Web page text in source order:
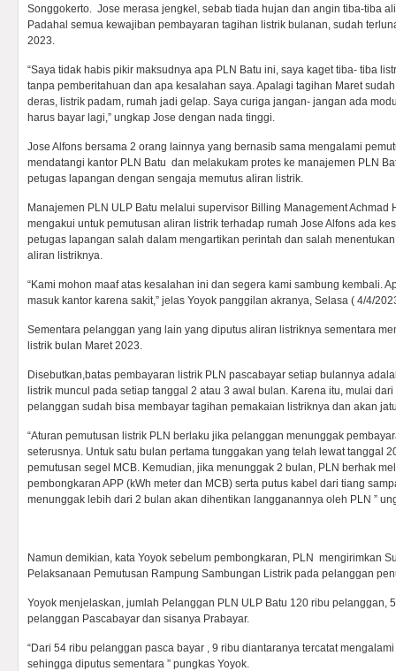
Songgokerto. Jose merasa jengkel, sebab tiada hujan dan angin tiba-tiba
Padahal semua kewajiban pembayaran tagihan listrik bulanan, sudah
2023.
“Saya tidak habis pikir maksudnya apa PLN Batu ini, saya kaget tiba- tiba
tanpa pemberitahuan dan apa kesalahan saya. Apalagi tagihan Maret
deras, listrik padam, rumah jadi gelap. Saya curiga jangan- jangan ada
harus bayar lagi,” ungkap Jose dengan nada tinggi.
Jose Alfons bersama 2 orang lainnya yang bernasib sama mengalami
mendatangi kantor PLN Batu dan melakukam protes ke manajemen PLN
petugas lapangan dengan sengaja memutus aliran listrik.
Manajemen PLN ULP Batu melalui supervisor Billing Management Achmad
mengakui untuk pemutusan aliran listrik terhadap rumah Jose Alfons ada
petugas lapangan salah dalam mengartikan perintah dan salah
aliran listriknya.
“Kami mohon maaf atas kesalahan ini dan segera kami sambung kembali.
masuk kantor karena sakit,” jelas Yoyok panggilan akranya, Selasa ( 4/4/
Sementara pelanggan yang lain yang diputus aliran listriknya sementara
listrik bulan Maret 2023.
Disebutkan,batas pembayaran listrik PLN pascabayar setiap bulannya
listrik muncul pada setiap tanggal 2 atau 3 awal bulan. Karena itu, mulai
pelanggan sudah bisa membayar tagihan pemakaian listriknya dan akan
“Aturan pemutusan listrik PLN berlaku jika pelanggan menunggak
seterusnya. Untuk satu bulan pertama tunggakan yang telah lewat tanggal
pemutusan segel MCB. Kemudian, jika menunggak 2 bulan, PLN berhak
pembongkaran APP (kWh meter dan MCB) serta putus kabel dari tiang
menunggak lebih dari 2 bulan akan dihentikan langganannya oleh PLN ”
Namun demikian, kata Yoyok sebelum pembongkaran, PLN mengirimkan
Pelaksanaan Pemutusan Rampung Sambungan Listrik pada pelanggan
Yoyok menjelaskan, jumlah Pelanggan PLN ULP Batu 120 ribu pelanggan,
pelanggan Pascabayar dan sisanya Prabayar.
“Dari 54 ribu pelanggan pasca bayar , 9 ribu diantaranya tercatat
sehingga diputus sementara ” pungkas Yoyok.